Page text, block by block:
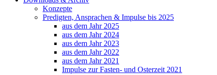
Konzepte
Predigten, Ansprachen & Impulse bis 2025
aus dem Jahr 2025
aus dem Jahr 2024
aus dem Jahr 2023
aus dem Jahr 2022
aus dem Jahr 2021
Impulse zur Fasten- und Osterzeit 2021